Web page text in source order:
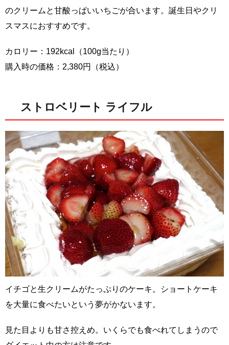
のクリームと甘酸っぱいいちごが合います。誕生日やクリ
スマスにおすすめです。
カロリー：192kcal（100g当たり）
購入時の価格：2,380円（税込）
ストロベリート ライフル
イチゴと生クリームがたっぷりのケーキ。ショートケーキ
を大量に食べたいという夢がかないます。
見た目よりも甘さ控えめ。いくらでも食べれてしまうので